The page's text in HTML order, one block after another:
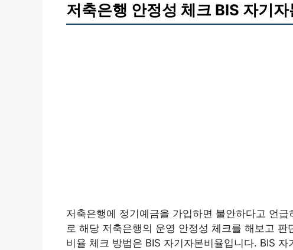
저축은행 안정성 체크 BIS 자기
저축은행에 정기예금을 가입하면 불안하다고 언
로 해당 저축은행의 운영 안정성 체크를 해보고
비율 체크 방법은 BIS 자기자본비율입니다. BIS